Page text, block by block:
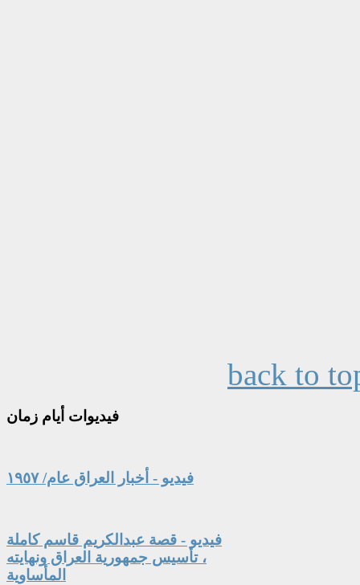
back to
فيديوات أيام زمان
فيديو - أخبار العراق عام/ ١٩٥٧
فيديو - قصة عبدالكريم قاسم كاملة
، تأسيس جمهورية العراق ونهايته
المأساوية